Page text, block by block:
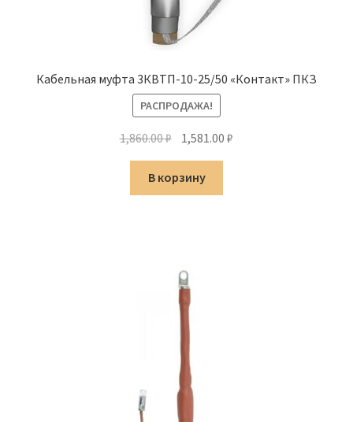
Кабельная муфта 3КВТП-10-25/50 «Контакт» ПКЗ
РАСПРОДАЖА!
1,860.00₽ Первоначальная
составляла
1,860.00 ₽.
1,581.00₽
В корзину